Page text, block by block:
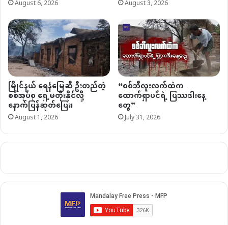
August 6, 2026 August 3, 2026
မြိုင်နယ် ရေနံမြေဆီ ဦးတည်တဲ့
စစ်အုပ်စု ရှေ့မတိုးနိုင်လို့
နောက်ပြန်ဆုတ်ပြေး၊
August 1, 2026
“စစ်ဘီလူးလက်ထဲက
ထောက်ရှာပင်ရဲ့ ပြဿဒါးနေ့
တွေ”
July 31, 2026